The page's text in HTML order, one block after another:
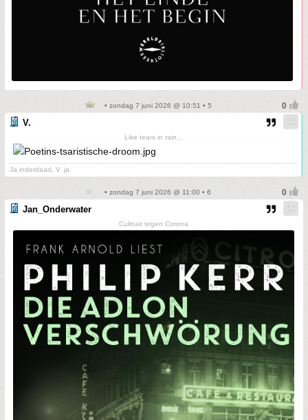
• zondag 7 juni 2026 @ 10:51 • 5
V.
Like tears in rain...
Ja inderdaad, V. ja.
• zondag 7 juni 2026 @ 11:00 • 6
Jan_Onderwater
Culinair tegen Corona